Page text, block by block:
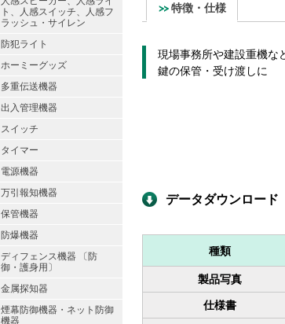
特徴・仕様
現場事務所や建設重機な
鍵の保管・受け渡しに
データダウンロード
種類
製品写真
仕様書
ト、人感スイッチ、人感フ
ラッシュ・サイレン
防犯ライト
ホーミーグッズ
多重伝送機器
出入管理機器
スイッチ
タイマー
電源機器
万引報知機器
保管機器
防爆機器
ディフェンス機器 〔防
御・護身用〕
金属探知器
煙幕防御機器・ネット防御
機器